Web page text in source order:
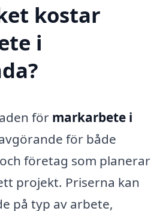
kostar
i
för markarbete i
för både
företag som planerar
projekt. Priserna kan
på typ av arbete,